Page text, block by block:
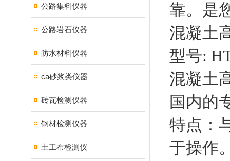
公路集料仪器
公路岩石仪器
防水材料仪器
ca砂浆类仪器
砖瓦检测仪器
钢材检测仪器
土工布检测仪
靠。是
混凝土
型号:
混凝土
国内的
特点：
于操作